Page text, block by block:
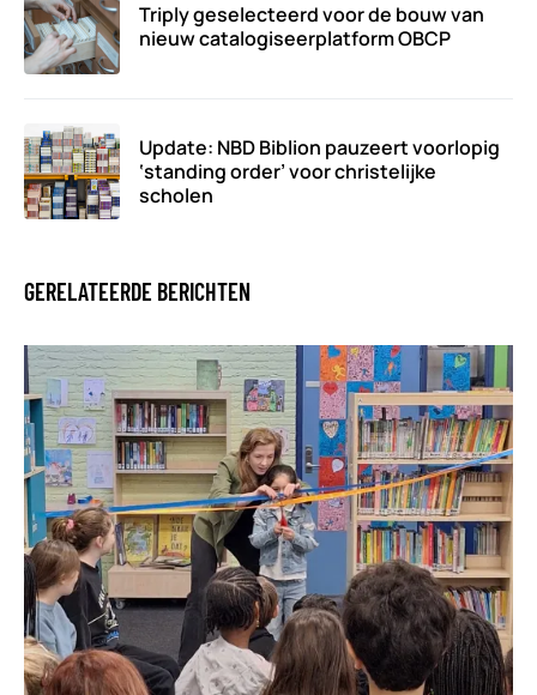
Triply geselecteerd voor de bouw van
nieuw catalogiseerplatform OBCP
Update: NBD Biblion pauzeert voorlopig
‘standing order’ voor christelijke
scholen
GERELATEERDE BERICHTEN